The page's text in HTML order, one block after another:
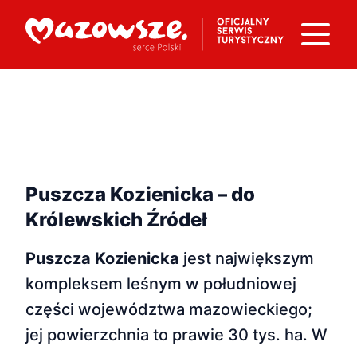
Puszcza Kozienicka – do
Królewskich Źródeł
Puszcza Kozienicka jest największym
kompleksem leśnym w południowej
części województwa mazowieckiego;
jej powierzchnia to prawie 30 tys. ha. W